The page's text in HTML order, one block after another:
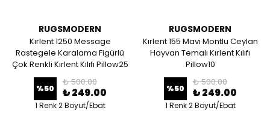
RUGSMODERN
Kırlent 1250 Message
Rastegele Karalama Figürlü
Çok Renkli Kırlent Kılıfı Pillow25
%50
₺ 500.00
₺ 249.00
1 Renk 2 Boyut/Ebat
RUGSMODERN
Kırlent 155 Mavi Montlu Ceylan
Hayvan Temalı Kırlent Kılıfı
Pillow10
%50
₺ 500.00
₺ 249.00
1 Renk 2 Boyut/Ebat